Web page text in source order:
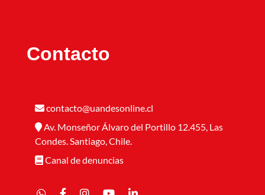
Contacto
contacto@uandesonline.cl
Av. Monseñor Álvaro del Portillo 12.455, Las
Condes. Santiago, Chile.
Canal de denuncias